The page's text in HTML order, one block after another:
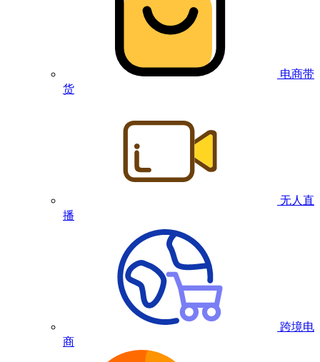
电商带
货
无人直
播
跨境电
商